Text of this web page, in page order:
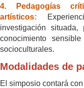
4. Pedagogías
artísticos:
investigación
conocimiento
socioculturales.
Modalidades de
El simposio contará